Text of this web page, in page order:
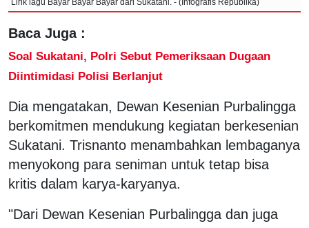
Lirik lagu Bayar Bayar Bayar dari Sukatani. - (Infografis Republika)
Baca Juga :
Soal Sukatani, Polri Sebut Pemeriksaan Dugaan
Diintimidasi Polisi Berlanjut
Dia mengatakan, Dewan Kesenian Purbalingga
berkomitmen mendukung kegiatan berkesenian
Sukatani. Trisnanto menambahkan lembaganya
menyokong para seniman untuk tetap bisa
kritis dalam karya-karyanya.
"Dari Dewan Kesenian Purbalingga dan juga